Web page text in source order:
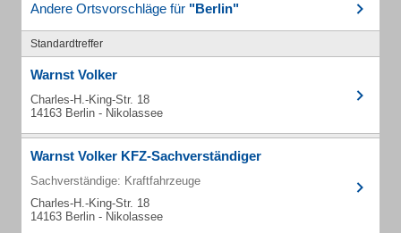
Andere Ortsvorschläge für "Berlin"
Standardtreffer
Warnst Volker
Charles-H.-King-Str. 18
14163 Berlin - Nikolassee
Warnst Volker KFZ-Sachverständiger
Sachverständige: Kraftfahrzeuge
Charles-H.-King-Str. 18
14163 Berlin - Nikolassee